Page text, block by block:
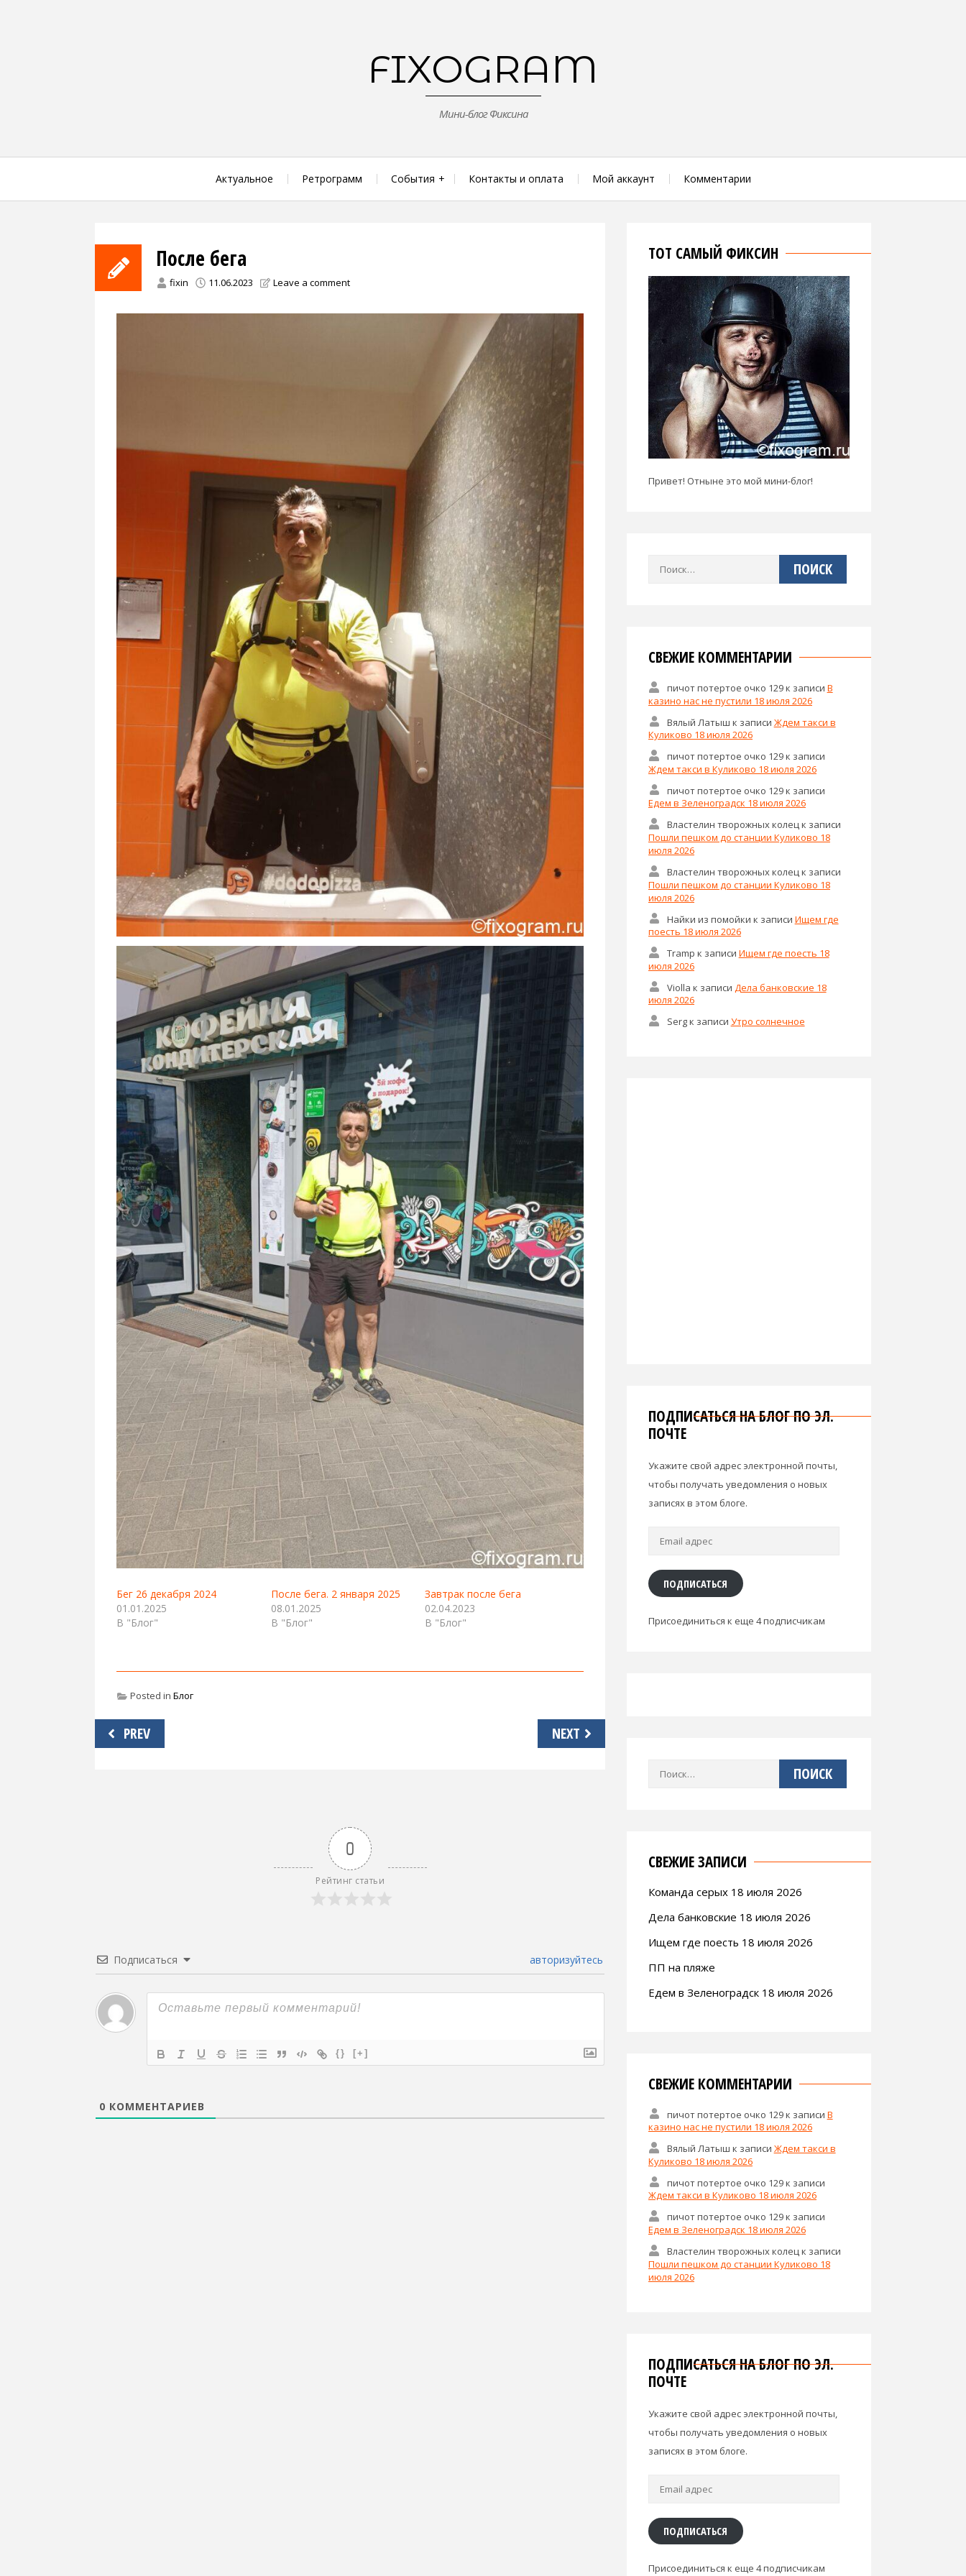
FIXOGRAM
Мини-блог Фиксина
Актуальное Ретрограмм События Контакты и оплата Мой аккаунт Комментарии
После бега
fixin 11.06.2023 Leave a comment
Бег 26 декабря 2024
01.01.2025
В "Блог"
После бега. 2 января 2025
08.01.2025
В "Блог"
Завтрак после бега
02.04.2023
В "Блог"
Posted in Блог
Навигация
по
PREV NEXT
0
Рейтинг статьи
Подписаться авторизуйтесь
{} [+]
0 КОММЕНТАРИЕВ
ТОТ САМЫЙ ФИКСИН
Привет! Отныне это мой мини-блог!
Найти:
СВЕЖИЕ КОММЕНТАРИИ
пичот потертое очко 129к записи В
казино нас не пустили 18 июля 2026
Вялый Латыш к записи Ждем такси в
Куликово 18 июля 2026
пичот потертое очко 129к записи
Ждем такси в Куликово 18 июля 2026
пичот потертое очко 129к записи
Едем в Зеленоградск 18 июля 2026
Властелин творожных колецк записи
Пошли пешком до станции Куликово 18
июля 2026
Властелин творожных колецк записи
Пошли пешком до станции Куликово 18
июля 2026
Найки из помойки к записи Ищем где
поесть 18 июля 2026
Tramp к записи Ищем где поесть 18
июля 2026
Violla к записи Дела банковские 18
июля 2026
Sergк записи Утро солнечное
ПОДПИСАТЬСЯ НА БЛОГ ПО ЭЛ.
ПОЧТЕ
Укажите свой адрес электронной почты,
чтобы получать уведомления о новых
записях в этом блоге.
Email
ПОДПИСАТЬСЯ
Присоединиться к еще 4 подписчикам
СВЕЖИЕ ЗАПИСИ
Команда серых 18 июля 2026
Дела банковские 18 июля 2026
Ищем где поесть 18 июля 2026
ПП на пляже
Едем в Зеленоградск 18 июля 2026
СВЕЖИЕ КОММЕНТАРИИ
пичот потертое очко 129к записи В
казино нас не пустили 18 июля 2026
Вялый Латыш к записи Ждем такси в
Куликово 18 июля 2026
пичот потертое очко 129к записи
Ждем такси в Куликово 18 июля 2026
пичот потертое очко 129к записи
Едем в Зеленоградск 18 июля 2026
Властелин творожных колец к записи
Пошли пешком до станции Куликово 18
июля 2026
ПОДПИСАТЬСЯ НА БЛОГ ПО ЭЛ.
ПОЧТЕ
Укажите свой адрес электронной почты,
чтобы получать уведомления о новых
записях в этом блоге.
ПОДПИСАТЬСЯ
Присоединиться к еще 4 подписчикам